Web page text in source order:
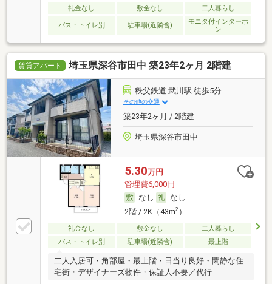
礼金なし 敷金なし 二人暮らし
バス・トイレ別 駐車場(近隣含)
モニタ付インターホ
ン
賃貸アパート 埼玉県深谷市田中 築23年2ヶ月 2階建
秩父鉄道 武川駅 徒歩5分
その他の交通
築23年2ヶ月 / 2階建
埼玉県深谷市田中
5.30万円
管理費6,000円
なし
なし
2階 / 2K（43m2）
礼金なし 敷金なし
二人暮らし
バス・トイレ別
駐車場(近隣含) 最上階
二人入居可・角部屋・最上階・日当り良好・閑静な住
宅街・デザイナーズ物件・保証人不要／代行